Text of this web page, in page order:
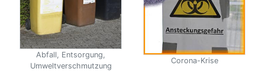
Abfall, Entsorgung,
Umweltverschmutzung
Corona-Krise